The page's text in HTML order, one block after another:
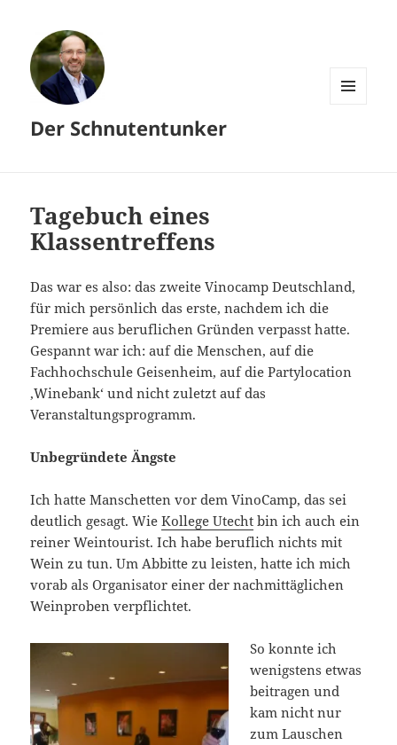
Der Schnutentunker
Tagebuch eines
Klassentreffens
Das war es also: das zweite Vinocamp Deutschland,
für mich persönlich das erste, nachdem ich die
Premiere aus beruflichen Gründen verpasst hatte.
Gespannt war ich: auf die Menschen, auf die
Fachhochschule Geisenheim, auf die Partylocation
,Winebank‘ und nicht zuletzt auf das
Veranstaltungsprogramm.
Unbegründete Ängste
Ich hatte Manschetten vor dem VinoCamp, das sei
deutlich gesagt. WieKollege Utecht bin ich auch ein
reiner Weintourist. Ich habe beruflich nichts mit
Wein zu tun. Um Abbitte zu leisten, hatte ich mich
vorab als Organisator einer der nachmittäglichen
Weinproben verpflichtet.
So konnte ich
wenigstens etwas
beitragen und
kam nicht nur
zum Lauschen